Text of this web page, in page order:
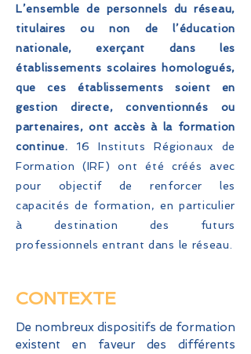
L’ensemble de personnels du réseau,
titulaires ou non de l’éducation
nationale, exerçant dans les
établissements scolaires homologués,
que ces établissements soient en
gestion directe, conventionnés ou
partenaires, ont accès à la formation
continue. 16 Instituts Régionaux de
Formation (IRF) ont été créés avec
pour objectif de renforcer les
capacités de formation, en particulier
à destination des futurs
professionnels entrant dans le réseau.
CONTEXTE
De nombreux dispositifs de formation
existent en faveur des différents